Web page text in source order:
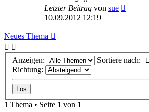
Letzter Beitrag von sue
10.09.2012 12:19
Neues Thema
Anzeigen:
Sortiere nach:
Richtung:
1 Thema • Seite 1 von 1